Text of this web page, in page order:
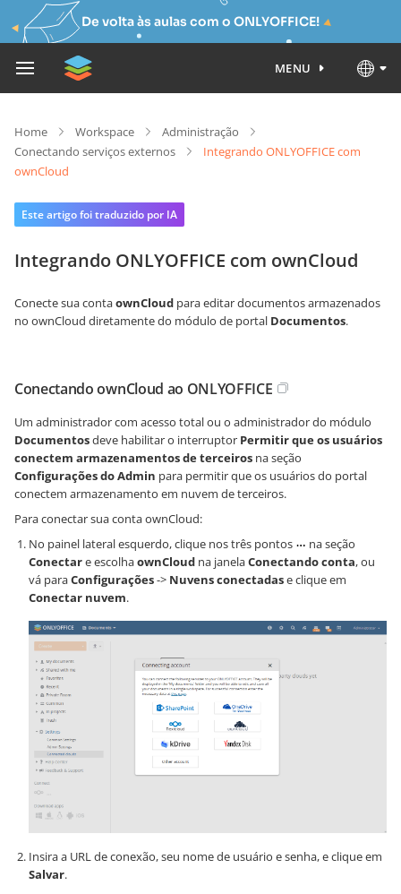
De volta às aulas com o ONLYOFFICE!
MENU
Home Workspace
Administração
Conectando serviços externos
Integrando ONLYOFFICE com
ownCloud
Este artigo foi traduzido por IA
Integrando ONLYOFFICE com ownCloud
Conecte sua contaownCloud para editar documentos armazenados
no ownCloud diretamente do módulo de portal Documentos.
Conectando ownCloud ao ONLYOFFICE
Um administrador com acesso total ou o administrador do módulo
Documentosdeve habilitar o interruptor Permitir que os usuários
conectem armazenamentos de terceiros na seção
Configurações do Admin para permitir que os usuários do portal
conectem armazenamento em nuvem de terceiros.
Para conectar sua conta ownCloud:
No painel lateral esquerdo, clique nos três pontos
na seção
Conectare escolhaownCloud na janelaConectando conta, ou
vá paraConfigurações-> Nuvens conectadase clique em
Conectar nuvem.
Insira a URL de conexão, seu nome de usuário e senha, e clique em
Salvar.